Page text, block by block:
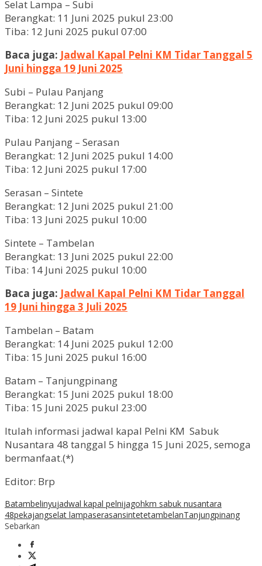
Selat Lampa – Subi
Berangkat: 11 Juni 2025 pukul 23:00
Tiba: 12 Juni 2025 pukul 07:00
Baca juga: Jadwal Kapal Pelni KM Tidar Tanggal 5
Juni hingga 19 Juni 2025
Subi – Pulau Panjang
Berangkat: 12 Juni 2025 pukul 09:00
Tiba: 12 Juni 2025 pukul 13:00
Pulau Panjang – Serasan
Berangkat: 12 Juni 2025 pukul 14:00
Tiba: 12 Juni 2025 pukul 17:00
Serasan – Sintete
Berangkat: 12 Juni 2025 pukul 21:00
Tiba: 13 Juni 2025 pukul 10:00
Sintete – Tambelan
Berangkat: 13 Juni 2025 pukul 22:00
Tiba: 14 Juni 2025 pukul 10:00
Baca juga: Jadwal Kapal Pelni KM Tidar Tanggal
19 Juni hingga 3 Juli 2025
Tambelan – Batam
Berangkat: 14 Juni 2025 pukul 12:00
Tiba: 15 Juni 2025 pukul 16:00
Batam – Tanjungpinang
Berangkat: 15 Juni 2025 pukul 18:00
Tiba: 15 Juni 2025 pukul 23:00
Itulah informasi jadwal kapal Pelni KM Sabuk
Nusantara 48 tanggal 5 hingga 15 Juni 2025, semoga
bermanfaat.(*)
Editor: Brp
Batambelinyujadwal kapal pelnijagohkm sabuk nusantara
48pekajangselat lampaserasansintetetambelanTanjungpinang
Sebarkan